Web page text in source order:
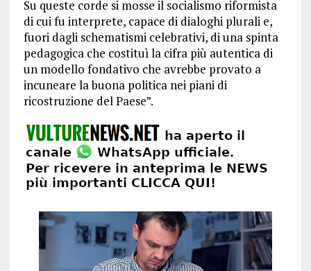
Su queste corde si mosse il socialismo riformista
di cui fu interprete, capace di dialoghi plurali e,
fuori dagli schematismi celebrativi, di una spinta
pedagogica che costituì la cifra più autentica di
un modello fondativo che avrebbe provato a
incuneare la buona politica nei piani di
ricostruzione del Paese”.